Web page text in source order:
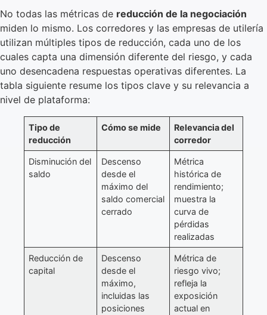
No todas las métricas de reducción de la negociación
miden lo mismo. Los corredores y las empresas de utilería
utilizan múltiples tipos de reducción, cada uno de los
cuales capta una dimensión diferente del riesgo, y cada
uno desencadena respuestas operativas diferentes. La
tabla siguiente resume los tipos clave y su relevancia a
nivel de plataforma:
Tipo de
reducción
Cómo se mide
Relevancia del
corredor
Disminución del
saldo
Descenso
desde el
máximo del
saldo comercial
cerrado
Métrica
histórica de
rendimiento;
muestra la
curva de
pérdidas
realizadas
Reducción de
capital
Descenso
desde el
máximo,
incluidas las
posiciones
Métrica de
riesgo vivo;
refleja la
exposición
actual en